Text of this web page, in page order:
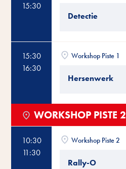
15:30
Detectie
15:30
16:30
Workshop Piste 1
Hersenwerk
WORKSHOP PISTE 2
10:30
11:30
Workshop Piste 2
Rally-O